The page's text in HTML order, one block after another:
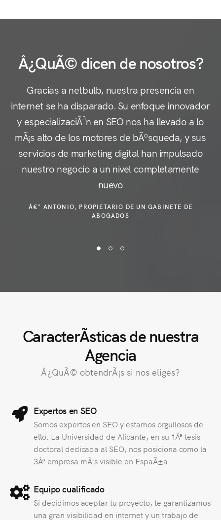
Â¿QuÃ© dicen de nosotros?
Gracias a netbulb, nuestra presencia en
internet se ha disparado. Su enfoque innovador
y especializaciÃ³n en SEO nos ha llevado a lo
mÃ¡s alto de los motores de bÃºsqueda, y sus
servicios de marketing digital han impulsado
nuestro negocio a un nivel completamente
nuevo
Â€” ANTONIO, PROPIETARIO DE UN GABINETE DE
ABOGADOS
CaracterÃ­sticas de nuestra
Agencia
Â¿QuÃ© obtendrÃ¡s si nos eliges?
Expertos en SEO
Somos expertos en SEO y estamos orgullosos de
ello. La Universidad de Alicante, en su 1Âª tesis
doctoral dedicada al SEO, nos posiciona como la
3Âª empresa mÃ¡s visible en EspaÃ±a.
Equipo cualificado
Si decidimos aceptar tu proyecto, te garantizamos
una gran visibilidad en internet y un trabajo de